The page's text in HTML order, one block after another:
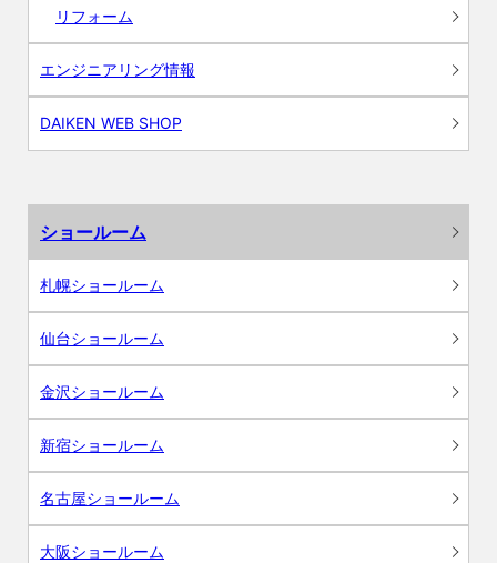
リフォーム
エンジニアリング情報
DAIKEN WEB SHOP
ショールーム
札幌ショールーム
仙台ショールーム
金沢ショールーム
新宿ショールーム
名古屋ショールーム
大阪ショールーム